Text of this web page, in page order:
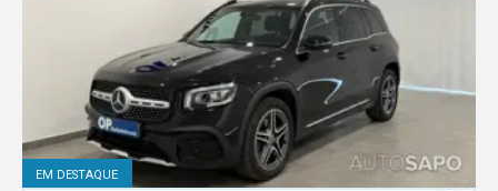
EM DESTAQUE